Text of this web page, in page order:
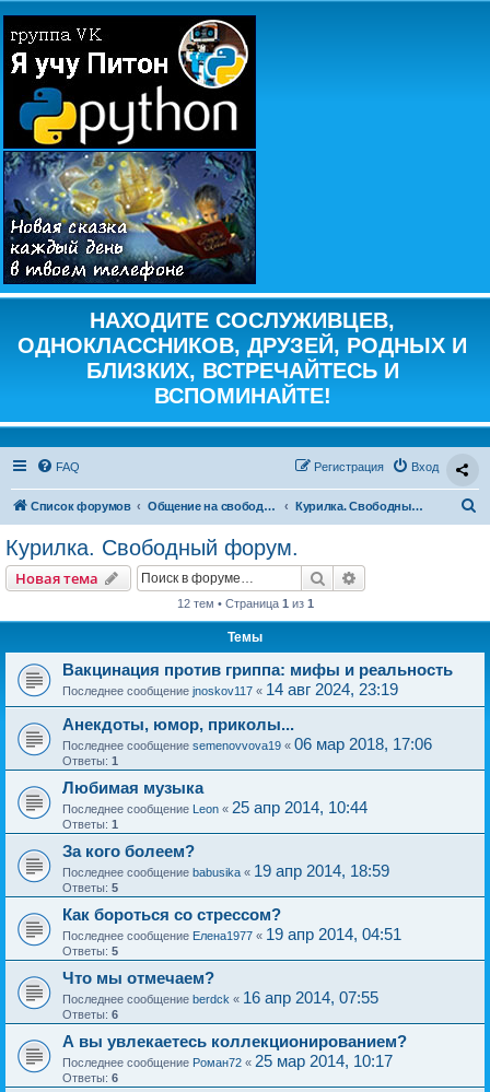
НАХОДИТЕ СОСЛУЖИВЦЕВ,
ОДНОКЛАССНИКОВ, ДРУЗЕЙ, РОДНЫХ И
БЛИЗКИХ, ВСТРЕЧАЙТЕСЬ И
ВСПОМИНАЙТЕ!
FAQ Вход
Регистрация
Список форумов Общение на свободные темы Курилка. Свободный форум.
Курилка. Свободный форум.
Новая тема Поиск
12 тем • Страница 1 из 1
Темы
Вакцинация против гриппа: мифы и реальность
Последнее сообщение jnoskov117 « 14 авг 2024, 23:19
Анекдоты, юмор, приколы...
Последнее сообщение semenovvova19 « 06 мар 2018, 17:06
Ответы: 1
Любимая музыка
Последнее сообщение Leon « 25 апр 2014, 10:44
Ответы: 1
За кого болеем?
Последнее сообщение babusika « 19 апр 2014, 18:59
Ответы: 5
Как бороться со стрессом?
Последнее сообщение Елена1977 « 19 апр 2014, 04:51
Ответы: 5
Что мы отмечаем?
Последнее сообщение berdck « 16 апр 2014, 07:55
Ответы: 6
А вы увлекаетесь коллекционированием?
Последнее сообщение Роман72 « 25 мар 2014, 10:17
Ответы: 6